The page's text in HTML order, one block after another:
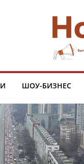
ШОУ-БИЗНЕС